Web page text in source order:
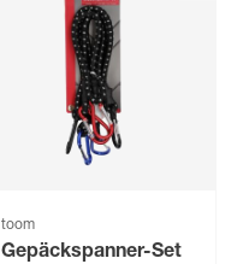
toom
Gepäckspanner-Set